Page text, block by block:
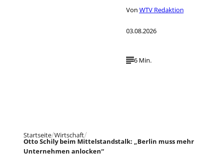
Von WTV Redaktion
03.08.2026
6 Min.
Startseite Wirtschaft
Otto Schily beim Mittelstandstalk: „Berlin muss mehr
Unternehmen anlocken“